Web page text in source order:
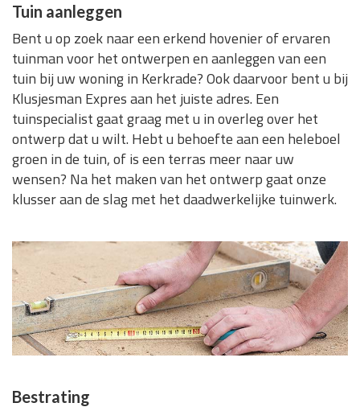
Tuin aanleggen
Bent u op zoek naar een erkend hovenier of ervaren
tuinman voor het ontwerpen en aanleggen van een
tuin bij uw woning in Kerkrade? Ook daarvoor bent u bij
Klusjesman Expres aan het juiste adres. Een
tuinspecialist gaat graag met u in overleg over het
ontwerp dat u wilt. Hebt u behoefte aan een heleboel
groen in de tuin, of is een terras meer naar uw
wensen? Na het maken van het ontwerp gaat onze
klusser aan de slag met het daadwerkelijke tuinwerk.
Bestrating